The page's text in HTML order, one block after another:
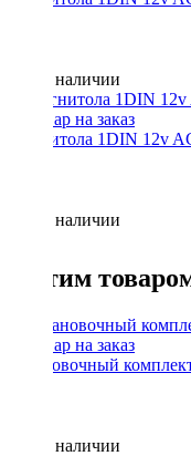
Нет в наличии
Магнитола 1DIN 12v
Нет в наличии
С этим
Установочный
Нет в наличии